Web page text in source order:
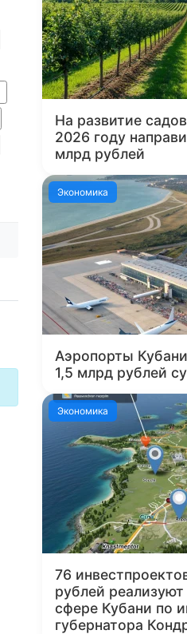
На развитие
2026 году
млрд рублей
Экономика
Аэропорты
1,5 млрд рублей
Экономика
76
рублей
сфере Кубани по
губернатора